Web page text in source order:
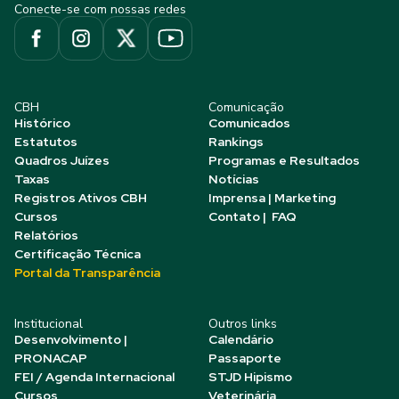
Conecte-se com nossas redes
CBH
Histórico
Estatutos
Quadros Juízes
Taxas
Registros Ativos CBH
Cursos
Relatórios
Certificação Técnica
Portal da Transparência
Comunicação
Comunicados
Rankings
Programas e Resultados
Notícias
Imprensa | Marketing
Contato | FAQ
Institucional
Desenvolvimento |
PRONACAP
FEI / Agenda Internacional
Cursos
Outros links
Calendário
Passaporte
STJD Hipismo
Veterinária